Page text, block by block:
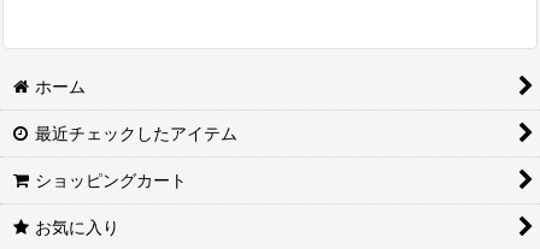
ホーム
最近チェックしたアイテム
ショッピングカート
お気に入り